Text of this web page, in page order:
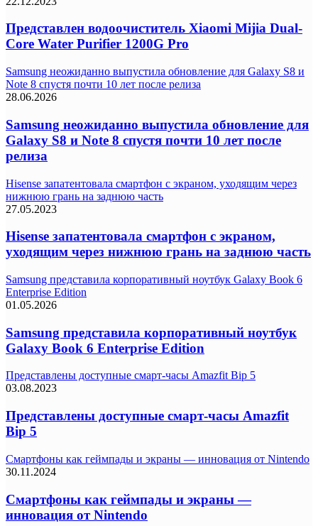
Представлен водоочиститель Xiaomi Mijia Dual-
Core Water Purifier 1200G Pro
Samsung неожиданно выпустила обновление для Galaxy S8 и
Note 8 спустя почти 10 лет после релиза
28.06.2026
Samsung неожиданно выпустила обновление для
Galaxy S8 и Note 8 спустя почти 10 лет после
релиза
Hisense запатентовала смартфон с экраном, уходящим через
нижнюю грань на заднюю часть
27.05.2023
Hisense запатентовала смартфон с экраном,
уходящим через нижнюю грань на заднюю часть
Samsung представила корпоративный ноутбук Galaxy Book 6
Enterprise Edition
01.05.2026
Samsung представила корпоративный ноутбук
Galaxy Book 6 Enterprise Edition
Представлены доступные смарт-часы Amazfit Bip 5
03.08.2023
Представлены доступные смарт-часы Amazfit
Bip 5
Смартфоны как геймпады и экраны — инновация от Nintendo
30.11.2024
Смартфоны как геймпады и экраны —
инновация от Nintendo